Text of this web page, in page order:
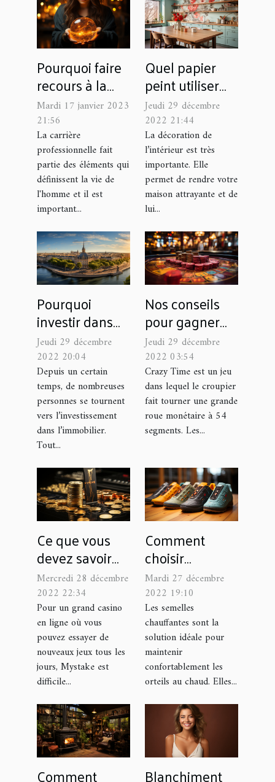
Pourquoi faire
recours à la
voyance pour
son avenir
professionnel ?
Mardi 17 janvier 2023
21:56
La carrière
professionnelle fait
partie des éléments qui
définissent la vie de
l'homme et il est
important...
Quel papier
peint utiliser
pour décorer la
cuisine ?
Jeudi 29 décembre
2022 21:44
La décoration de
l’intérieur est très
importante. Elle
permet de rendre votre
maison attrayante et de
lui...
Pourquoi
investir dans
l’immobilier en
France ?
Jeudi 29 décembre
2022 20:04
Depuis un certain
temps, de nombreuses
personnes se tournent
vers l’investissement
dans l’immobilier.
Tout...
Nos conseils
pour gagner
facilement au
crazy Time, le
jeu de casino
Jeudi 29 décembre
2022 03:54
Crazy Time est un jeu
dans lequel le croupier
fait tourner une grande
roue monétaire à 54
segments. Les...
Ce que vous
devez savoir
sur Mystake
Mercredi 28 décembre
2022 22:34
Pour un grand casino
en ligne où vous
pouvez essayer de
nouveaux jeux tous les
jours, Mystake est
difficile...
Comment
choisir
parfaitement
sa semelle
chauffante ?
Mardi 27 décembre
2022 19:10
Les semelles
chauffantes sont la
solution idéale pour
maintenir
confortablement les
orteils au chaud. Elles...
Comment Blanchiment